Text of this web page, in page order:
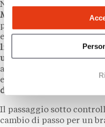
Nei prossimi mesi,
Maisons du Monde
sarà
proposto da Alteri e
entro il15 settembre 2026
liquidità necessaria per
un rilancio commerciale
assenza del via libera, la
esplicitamente di dover
d’insolvenza formale.
Il passaggio sotto
cambio di passo per un